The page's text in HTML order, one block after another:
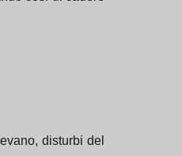
disturbi del